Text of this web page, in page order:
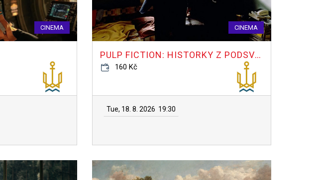
CINEMA CINEMA
PULP FICTION: HISTORKY Z PODSVĚTÍ
160 Kč
Tue, 18. 8. 2026 19:30